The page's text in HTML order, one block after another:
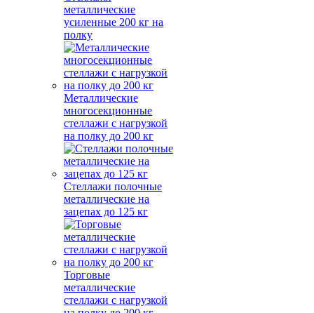
металлические
усиленные 200 кг на
полку
Металлические
многосекционные
стеллажи с нагрузкой
на полку до 200 кг
Стеллажи полочные
металлические на
зацепах до 125 кг
Торговые
металлические
стеллажи с нагрузкой